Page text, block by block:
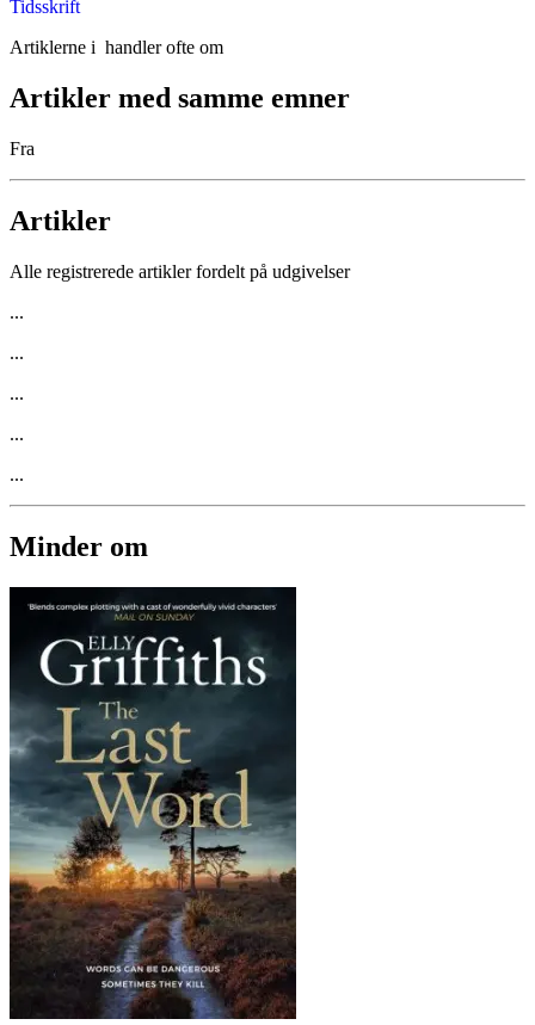
Tidsskrift
Artiklerne i handler ofte om
Artikler med samme emner
Fra
Artikler
Alle registrerede artikler fordelt på udgivelser
...
...
...
...
...
Minder om